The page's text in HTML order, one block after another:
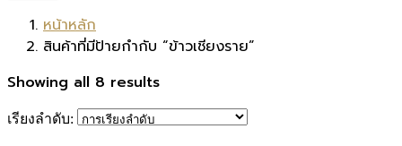
หน้าหลัก
สินค้าที่มีป้ายกำกับ “ข้าวเชียงราย”
Showing all 8 results
เรียงลำดับ: